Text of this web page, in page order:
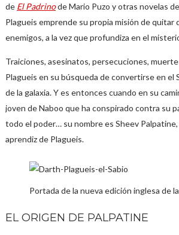
de El Padrinode Mario Puzo y otras novelas
Plagueis emprende su propia misión de quitar
enemigos, a la vez que profundiza en el
Traiciones, asesinatos, persecuciones,
Plagueis en su búsqueda de convertirse en el
de la galaxia. Y es entonces cuando en su
joven de Naboo que ha conspirado contra su
todo el poder… su nombre es Sheev Palpatine,
aprendiz de Plagueis.
Portada de la nueva edición inglesa de
EL ORIGEN DE PALPATINE